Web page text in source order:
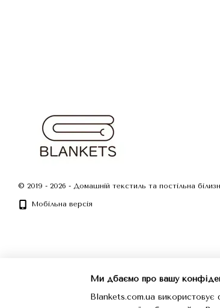
© 2019 - 2026 - Домашній текстиль та постільна
Мобільна версія
Ми дбаємо про вашу
Blankets.com.ua